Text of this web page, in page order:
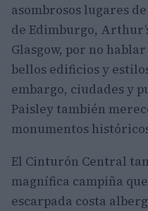
asombrosos lugares
de Edimburgo,
Glasgow, por no
bellos edificios y
embargo, ciudades y
Paisley también
monumentos
El Cinturón Central
magnífica campiña
escarpada costa